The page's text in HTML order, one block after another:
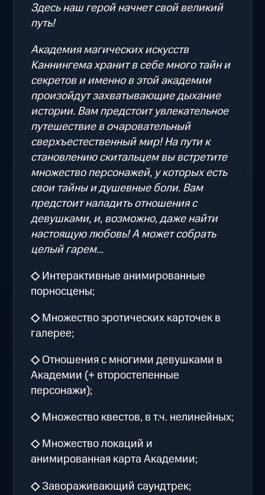
Здесь наш герой начнет свой великий
путь!
Академия магических искусств
Каннингема хранит в себе много тайн и
секретов и именно в этой академии
произойдут захватывающие дыхание
истории. Вам предстоит увлекательное
путешествие в очаровательный
сверхъестественный мир! На пути к
становлению скитальцем вы встретите
множество персонажей, у которых есть
свои тайны и душевные боли. Вам
предстоит наладить отношения с
девушками, и, возможно, даже найти
настоящую любовь! А может собрать
целый гарем...
◇Интерактивные анимированные
порносцены;
◇Множество эротических карточек в
галерее;
◇Отношения с многими девушками в
Академии (+ второстепенные
персонажи);
◇Множество квестов, в т.ч. нелинейных;
◇Множество локаций и
анимированная карта Академии;
◇Завораживающий саундтрек;